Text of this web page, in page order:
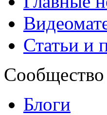
Статьи и
Сообщество
Блоги